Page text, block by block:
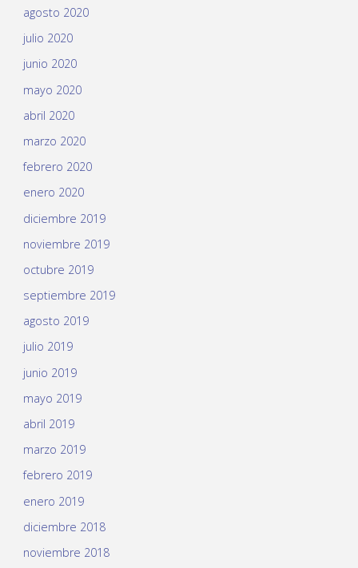
agosto 2020
julio 2020
junio 2020
mayo 2020
abril 2020
marzo 2020
febrero 2020
enero 2020
diciembre 2019
noviembre 2019
octubre 2019
septiembre 2019
agosto 2019
julio 2019
junio 2019
mayo 2019
abril 2019
marzo 2019
febrero 2019
enero 2019
diciembre 2018
noviembre 2018